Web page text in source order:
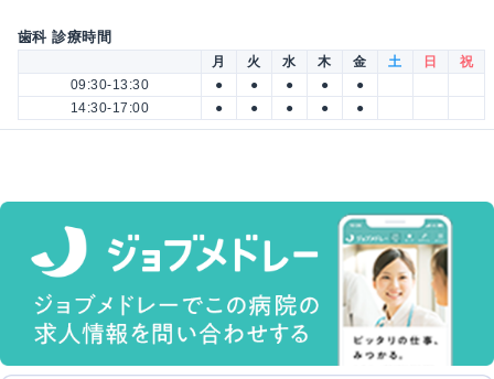
歯科 診療時間
月 火 水 木 金 土 日
祝
09:30-13:30
● ● ● ●
●
14:30-17:00
● ● ● ● ●